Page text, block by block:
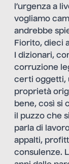
l’urgenza a
vogliamo
andrebbe
Fiorito, dieci
I dizionari,
corruzione
certi oggetti,
proprietà
bene, così si
il puzzo che
parla di
appalti,
consulenze.